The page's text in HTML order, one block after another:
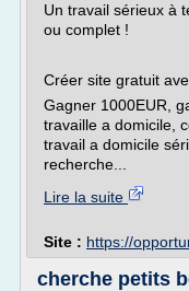
Un travail sérieux à
ou complet !
Créer site gratuit
Gagner 1000EUR,
travaille a domicile,
travail a domicile
recherche...
Lire la suite
Site : https://
cherche petits